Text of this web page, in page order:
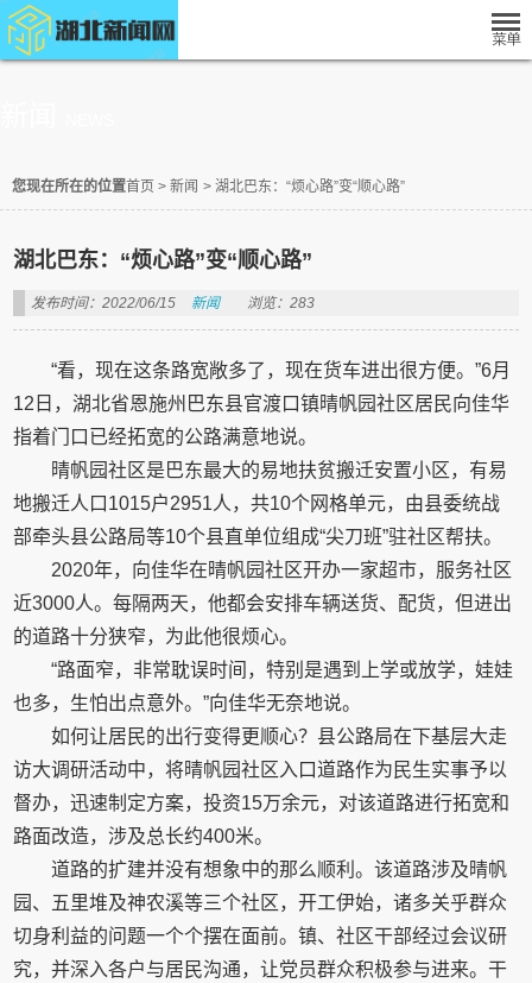
您现在所在的位置首页 > 新闻 > 湖北巴东：“烦心路”变“顺心路”
湖北巴东：“烦心路”变“顺心路”
发布时间：2022/06/15 新闻 浏览：283
“看，现在这条路宽敞多了，现在货车进出很方便。”6月
12日，湖北省恩施州巴东县官渡口镇晴帆园社区居民向佳华
指着门口已经拓宽的公路满意地说。
晴帆园社区是巴东最大的易地扶贫搬迁安置小区，有易
地搬迁人口1015户2951人，共10个网格单元，由县委统战
部牵头县公路局等10个县直单位组成“尖刀班”驻社区帮扶。
2020年，向佳华在晴帆园社区开办一家超市，服务社区
近3000人。每隔两天，他都会安排车辆送货、配货，但进出
的道路十分狭窄，为此他很烦心。
“路面窄，非常耽误时间，特别是遇到上学或放学，娃娃
也多，生怕出点意外。”向佳华无奈地说。
如何让居民的出行变得更顺心？县公路局在下基层大走
访大调研活动中，将晴帆园社区入口道路作为民生实事予以
督办，迅速制定方案，投资15万余元，对该道路进行拓宽和
路面改造，涉及总长约400米。
道路的扩建并没有想象中的那么顺利。该道路涉及晴帆
园、五里堆及神农溪等三个社区，开工伊始，诸多关乎群众
切身利益的问题一个个摆在面前。镇、社区干部经过会议研
究，并深入各户与居民沟通，让党员群众积极参与进来。干